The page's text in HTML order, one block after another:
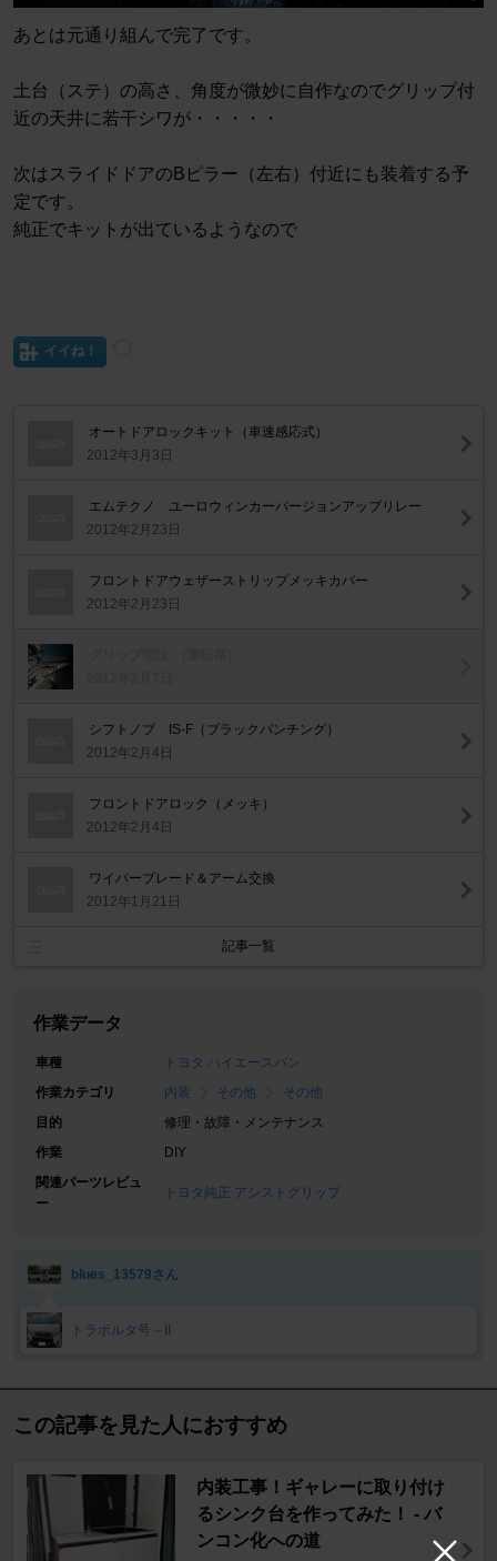
あとは元通り組んで完了です。
土台（ステ）の高さ、角度が微妙に自作なのでグリップ付
近の天井に若干シワが・・・・・
次はスライドドアのBピラー（左右）付近にも装着する予
定です。
純正でキットが出ているようなので
イイね！
オートドアロックキット（車速感応式）
2012年3月3日
エムテクノ ユーロウィンカーバージョンアップリレー
2012年2月23日
フロントドアウェザーストリップメッキカバー
2012年2月23日
シフトノブ IS-F（ブラックパンチング）
2012年2月4日
フロントドアロック（メッキ）
2012年2月4日
ワイパーブレード＆アーム交換
2012年1月21日
記事一覧
作業データ
車種
トヨタ ハイエースバン
作業カテゴリ
内装 その他
その他
目的
修理・故障・メンテナンス
作業
DIY
関連パーツレビュ
ー
トヨタ純正 アシストグリップ
blues_13579さん
トラボルタ号～II
この記事を見た人におすすめ
内装工事！ギャレーに取り付け
るシンク台を作ってみた！ - バ
ンコン化への道